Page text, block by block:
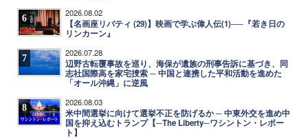
6 2026.08.02
【名画座リバティ (29)】映画で学ぶ偉人伝(1)──『若き日の
リンカーン』
7 2026.07.28
辺野古転覆事故を巡り、海保が遺族の刑事告訴に基づき、同
志社国際高を家宅捜索 ─ 中国と連携した平和活動を進めた
「オール沖縄」に逆風
8 2026.08.03
米中間選挙に向けて選挙不正を防げるか ─ 中東外交を進め中
国を抑え込むトランプ【─The Liberty─ワシントン・レポー
ト】